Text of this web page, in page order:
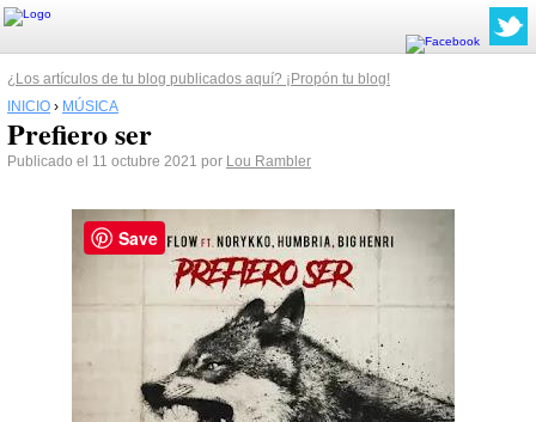
¿Los artículos de tu blog publicados aquí? ¡Propón tu blog!
INICIO › MÚSICA
Prefiero ser
Publicado el 11 octubre 2021 por Lou Rambler
Save